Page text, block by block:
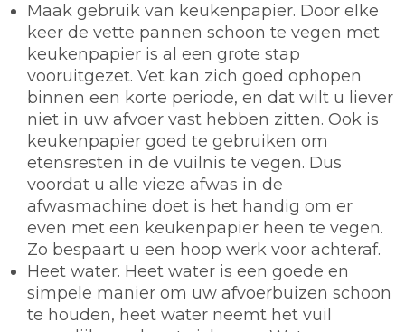
Maak gebruik van keukenpapier. Door elke
keer de vette pannen schoon te vegen met
keukenpapier is al een grote stap
vooruitgezet. Vet kan zich goed ophopen
binnen een korte periode, en dat wilt u liever
niet in uw afvoer vast hebben zitten. Ook is
keukenpapier goed te gebruiken om
etensresten in de vuilnis te vegen. Dus
voordat u alle vieze afwas in de
afwasmachine doet is het handig om er
even met een keukenpapier heen te vegen.
Zo bespaart u een hoop werk voor achteraf.
Heet water. Heet water is een goede en
simpele manier om uw afvoerbuizen schoon
te houden, heet water neemt het vuil